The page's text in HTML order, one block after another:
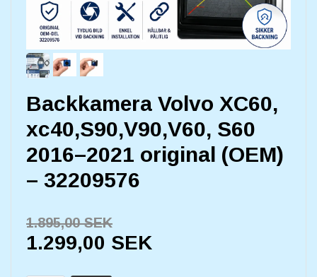
Backkamera Volvo XC60,
xc40,S90,V90,V60, S60
2016–2021 original (OEM)
– 32209576
1.895,00 SEK
1.299,00 SEK